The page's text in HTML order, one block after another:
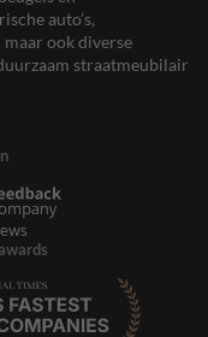
auto’s,
ook diverse
straatmeubilair